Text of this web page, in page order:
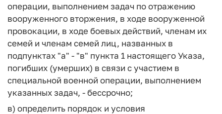
операции, выполнением задач по отражению
вооруженного вторжения, в ходе вооруженной
провокации, в ходе боевых действий, членам их
семей и членам семей лиц, названных в
подпунктах "а" - "в" пункта 1 настоящего Указа,
погибших (умерших) в связи с участием в
специальной военной операции, выполнением
указанных задач, - бессрочно;
в) определить порядок и условия